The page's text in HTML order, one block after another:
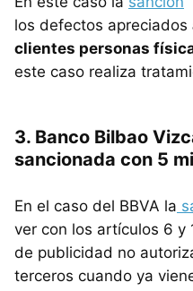
los defectos apreciados
clientes personas
este caso realiza
3. Banco Bilbao
sancionada con 5
En el caso del BBVA la
ver con los artículos 6 y
de publicidad no
terceros cuando ya